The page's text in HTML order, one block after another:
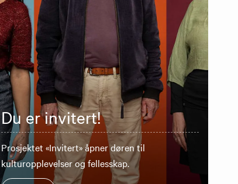
Du er invitert!
Prosjektet «Invitert» åpner døren til
kulturopplevelser og fellesskap.